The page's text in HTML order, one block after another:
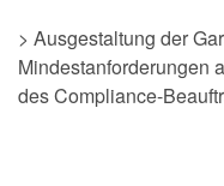
> Ausgestaltung der
Mindestanforderungen
des Compliance-